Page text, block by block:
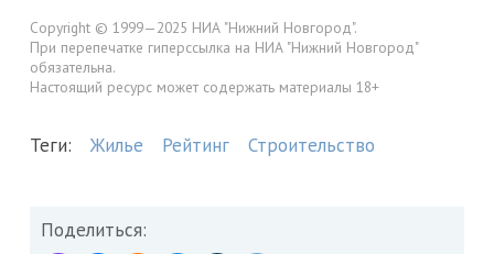
Copyright © 1999—2025 НИА "Нижний Новгород".
При перепечатке гиперссылка на НИА "Нижний Новгород"
обязательна.
Настоящий ресурс может содержать материалы 18+
Теги: Жилье Рейтинг Строительство
Поделиться: